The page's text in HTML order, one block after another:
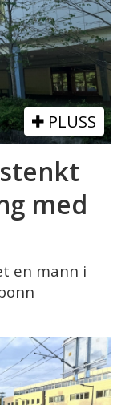
PLUSS
med
en mann i